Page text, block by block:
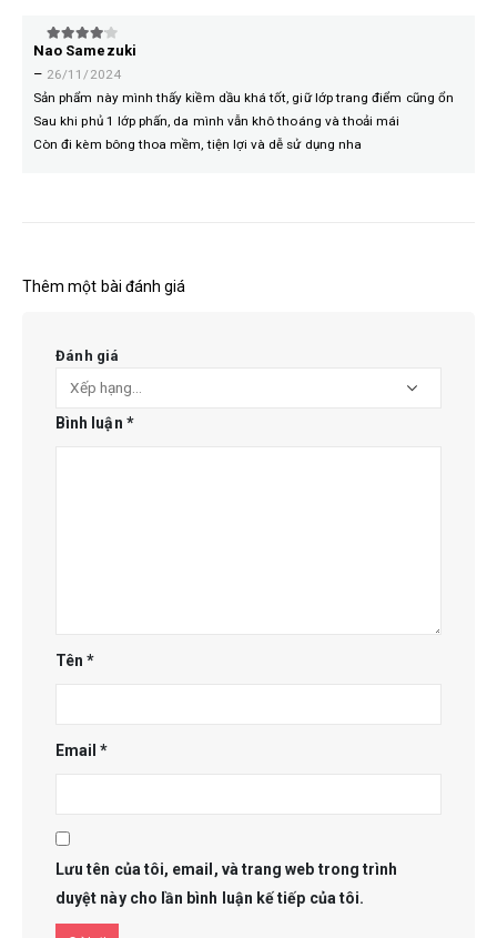
4trên 5
Nao Samezuki
– 26/11/2024
Sản phẩm này mình thấy kiềm dầu khá tốt, giữ lớp trang điểm cũng ổn
Sau khi phủ 1 lớp phấn, da mình vẫn khô thoáng và thoải mái
Còn đi kèm bông thoa mềm, tiện lợi và dễ sử dụng nha
Thêm một bài đánh giá
Đánh giá
Bình luận *
Tên*
Email*
Lưu tên của tôi, email, và trang web trong trình
duyệt này cho lần bình luận kế tiếp của tôi.